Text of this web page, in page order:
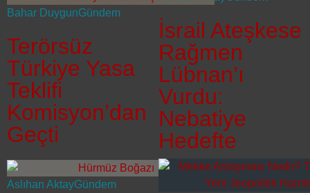
Bahar DuygunGündem
Terörsüz
Türkiye Yasa
Teklifi
Komisyon’dan
Geçti
İsrail Ateşkese
Rağmen
Lübnan’ı
Vurdu:
Nebatiye
Hedefte
Aslıhan AktayGündem